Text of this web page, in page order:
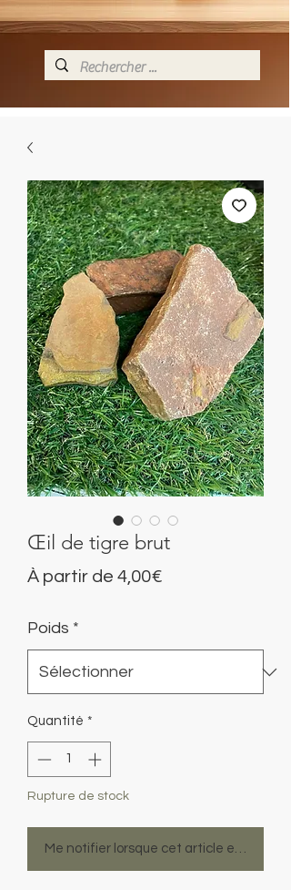
Œil de tigre brut
À partir de 4,00€Prix
Poids *
Quantité *
Rupture de stock
Me notifier lorsque cet article est